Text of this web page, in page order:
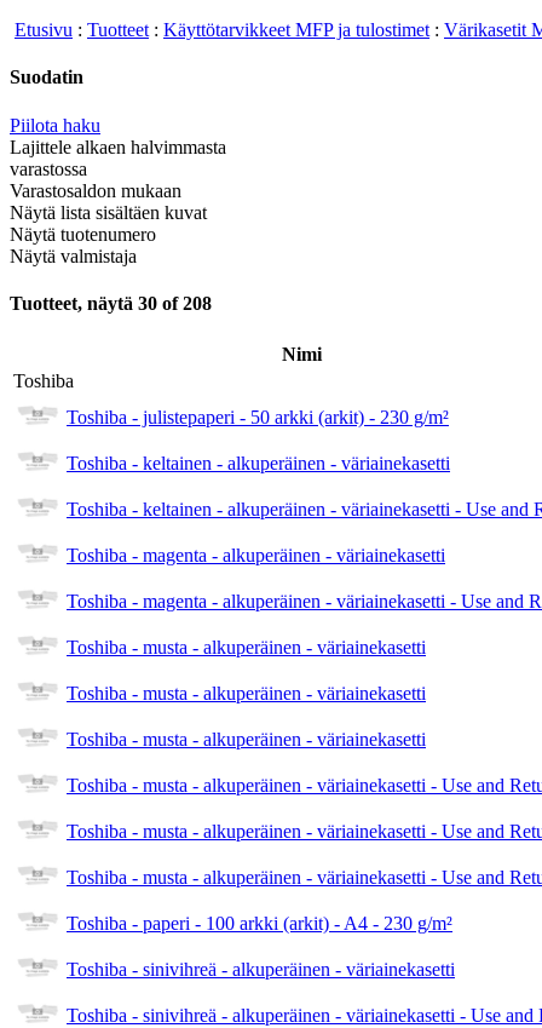
Etusivu : Tuotteet : Käyttötarvikkeet MFP ja tulostimet : Värikasetit
Suodatin
Piilota haku
Lajittele alkaen halvimmasta
varastossa
Varastosaldon mukaan
Näytä lista sisältäen kuvat
Näytä tuotenumero
Näytä valmistaja
Tuotteet, näytä 30 of 208
Nimi
Toshiba
Toshiba - julistepaperi - 50 arkki (arkit) - 230 g/m²
Toshiba - keltainen - alkuperäinen - väriainekasetti
Toshiba - keltainen - alkuperäinen - väriainekasetti - Use and
Toshiba - magenta - alkuperäinen - väriainekasetti
Toshiba - magenta - alkuperäinen - väriainekasetti - Use and
Toshiba - musta - alkuperäinen - väriainekasetti
Toshiba - musta - alkuperäinen - väriainekasetti
Toshiba - musta - alkuperäinen - väriainekasetti
Toshiba - musta - alkuperäinen - väriainekasetti - Use and
Toshiba - musta - alkuperäinen - väriainekasetti - Use and
Toshiba - musta - alkuperäinen - väriainekasetti - Use and
Toshiba - paperi - 100 arkki (arkit) - A4 - 230 g/m²
Toshiba - sinivihreä - alkuperäinen - väriainekasetti
Toshiba - sinivihreä - alkuperäinen - väriainekasetti - Use and